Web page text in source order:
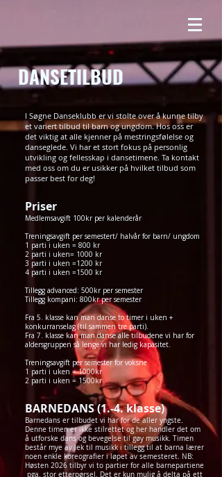
DANSETILBUD
I Søgne Danseklubb er vi stolte over å kunne tilby
et variert tilbud til barn og ungdom. Hos oss er
det viktig at alle kjenner på mestringsfølelse og
danseglede. Vi har et stort fokus på personlig
utvikling og fellesskap i dansetimene. Ta kontakt
med oss om du er usikker på hvilket tilbud som
passer best for deg!
Priser
Medlemsavgift 100kr per kalenderår
Treningsavgift per semestert/ halvår for barn/ ungdom
1 parti i uken = 800 kr
2 parti i uken= 1000 kr
3 parti i uken =1200 kr
4 parti i uken =1500 kr
Tillegg advanced: 500kr per semester
Tillegg kompani: 800kr per semester
Fra 5. klasse kan man danse to timer i uken +
konkurranselag (til sammen tre parti).
Fra 7. klasse kan man danse alle tilbudene vi har for
aldersgruppen så lenge vi har ledig kapasitet.
Treningsavgift per semester for voksne
1 parti i uken = 1000kr
2 parti i uken = 1500kr
BARNEDANS (1.-4. klasse)
Barnedans er tilbudet vi har for de aller yngste.
Denne timen er ikke stilrettet og her handler det om
å utforske dans og bevegelse til gøy musikk. Timen
består mye av lek til musikk i tillegg til at barna lærer
noen enkle koreografier i løpet av semesteret. NB:
Høsten 2026 tilbyr vi to partier for alle barnepartiene
pga. stor etterpørsel. Det er kun mulig å delta på ett